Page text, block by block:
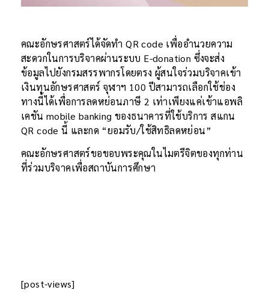
คณะอักษรศาสตร์ได้จัดทำ QR code เพื่ออำนวยความ
สะดวกในการบริจาคผ่านระบบ E-donation ซึ่งจะส่ง
ข้อมูลไปยังกรมสรรพากรโดยตรง ผู้สนใจร่วมบริจาคเข้า
เงินทุนอักษรศาสตร์ จุฬาฯ 100 ปีสามารถเลือกใช้ช่อง
ทางนี้ได้เพื่อการลดหย่อนภาษี 2 เท่าเพียงแค่เข้าแอพลิ
เคชัน mobile banking ของธนาคารที่ใช้บริการ สแกน
QR code นี้ และกด “ยอมรับ/ใช้สิทธิลดหย่อน”
คณะอักษรศาสตร์ขอขอบพระคุณในไมตรีจิตของทุกท่าน
ที่ร่วมบริจาคเพื่อสถาบันการศึกษา
[post-views]